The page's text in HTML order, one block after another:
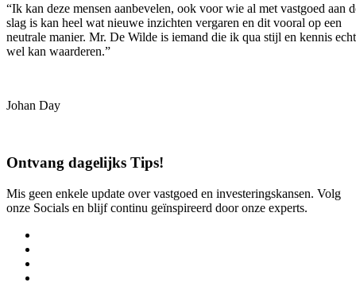
“Ik kan deze mensen aanbevelen, ook voor wie al met vastgoed aan
slag is kan heel wat nieuwe inzichten vergaren en dit vooral op een
neutrale manier. Mr. De Wilde is iemand die ik qua stijl en kennis echt
wel kan waarderen.”
Johan Day
Ontvang dagelijks Tips!
Mis geen enkele update over vastgoed en investeringskansen. Volg
onze Socials en blijf continu geïnspireerd door onze experts.